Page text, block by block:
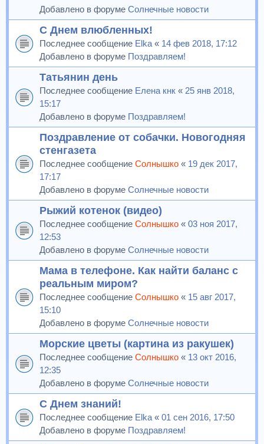
Добавлено в форуме Солнечные новости
С Днем влюбленных!
Последнее сообщение Elka « 14 фев 2018, 17:12
Добавлено в форуме Поздравляем!
Татьянин день
Последнее сообщение Елена кнк « 25 янв 2018,
15:17
Добавлено в форуме Поздравляем!
Поздравление от собачки. Новогодняя
стенгазета
Последнее сообщение Солнышко « 19 дек 2017,
17:17
Добавлено в форуме Солнечные новости
Рыжий котенок (видео)
Последнее сообщение Солнышко « 03 ноя 2017,
12:53
Добавлено в форуме Солнечные новости
Мама в телефоне. Как найти баланс с
реальным миром?
Последнее сообщение Солнышко « 15 авг 2017,
15:10
Добавлено в форуме Солнечные новости
Морские цветы (картина из ракушек)
Последнее сообщение Солнышко « 13 окт 2016,
12:35
Добавлено в форуме Солнечные новости
С Днем знаний!
Последнее сообщение Elka « 01 сен 2016, 17:50
Добавлено в форуме Поздравляем!